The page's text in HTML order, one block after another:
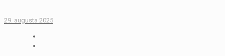
29. augusta 2025